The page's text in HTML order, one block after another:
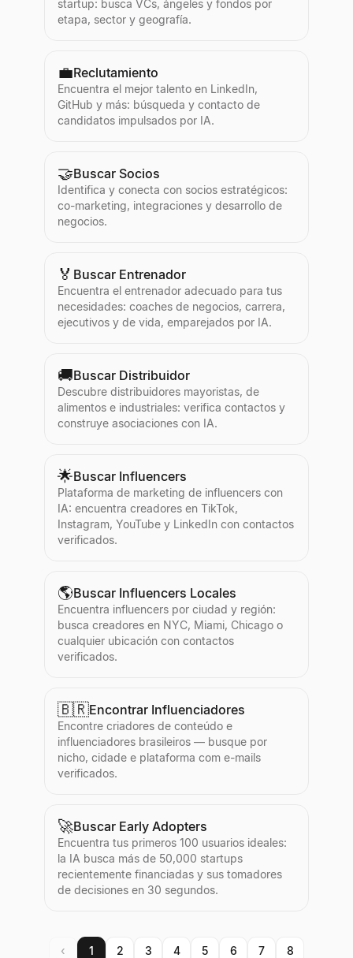
startup: busca VCs, ángeles y fondos por
etapa, sector y geografía.
💼Reclutamiento
Encuentra el mejor talento en LinkedIn,
GitHub y más: búsqueda y contacto de
candidatos impulsados por IA.
🤝Buscar Socios
Identifica y conecta con socios estratégicos:
co-marketing, integraciones y desarrollo de
negocios.
🏅 Buscar Entrenador
Encuentra el entrenador adecuado para tus
necesidades: coaches de negocios, carrera,
ejecutivos y de vida, emparejados por IA.
🚚Buscar Distribuidor
Descubre distribuidores mayoristas, de
alimentos e industriales: verifica contactos y
construye asociaciones con IA.
🌟Buscar Influencers
Plataforma de marketing de influencers con
IA: encuentra creadores en TikTok,
Instagram, YouTube y LinkedIn con contactos
verificados.
🌎Buscar Influencers Locales
Encuentra influencers por ciudad y región:
busca creadores en NYC, Miami, Chicago o
cualquier ubicación con contactos
verificados.
🇧🇷Encontrar Influenciadores
Encontre criadores de conteúdo e
influenciadores brasileiros — busque por
nicho, cidade e plataforma com e-mails
verificados.
🚀Buscar Early Adopters
Encuentra tus primeros 100 usuarios ideales:
la IA busca más de 50,000 startups
recientemente financiadas y sus tomadores
de decisiones en 30 segundos.
‹ 1 2 3 4 5 6 7 8